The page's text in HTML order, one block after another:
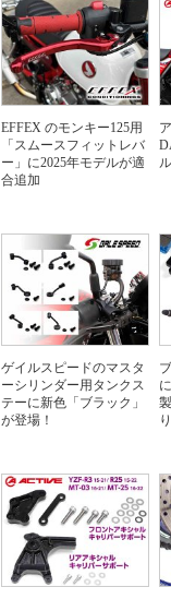
EFFEX のモンキー125用
「スムースフィットレバ
ー」に2025年モデルが適
合追加
ゲイルスピードのマスタ
ーシリンダー用タンクス
テーに新色「ブラック」
が登場！